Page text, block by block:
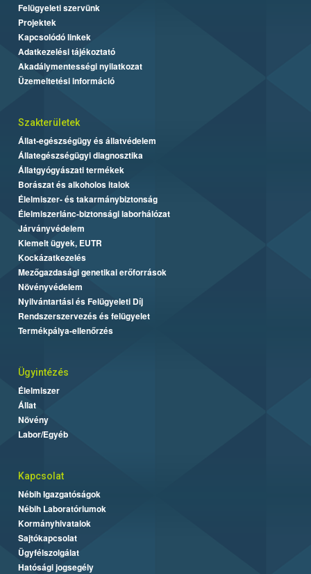
Felügyeleti szervünk
Projektek
Kapcsolódó linkek
Adatkezelési tájékoztató
Akadálymentességi nyilatkozat
Üzemeltetési információ
Szakterületek
Állat-egészségügy és állatvédelem
Állategészségügyi diagnosztika
Állatgyógyászati termékek
Borászat és alkoholos italok
Élelmiszer- és takarmánybiztonság
Élelmiszerlánc-biztonsági laborhálózat
Járványvédelem
Kiemelt ügyek, EUTR
Kockázatkezelés
Mezőgazdasági genetikai erőforrások
Növényvédelem
Nyilvántartási és Felügyeleti Díj
Rendszerszervezés és felügyelet
Termékpálya-ellenőrzés
Ügyintézés
Élelmiszer
Állat
Növény
Labor/Egyéb
Kapcsolat
Nébih Igazgatóságok
Nébih Laboratóriumok
Kormányhivatalok
Sajtókapcsolat
Ügyfélszolgálat
Hatósági jogsegély